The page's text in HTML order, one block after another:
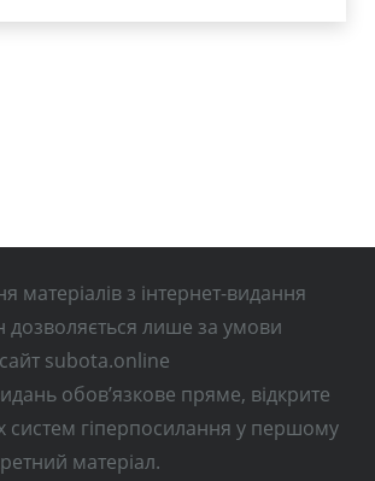
матеріалів з інтернет-видання
дозволяється лише за умови
subota.online
обов’язкове пряме, відкрите
систем гіперпосилання у першому
матеріал.